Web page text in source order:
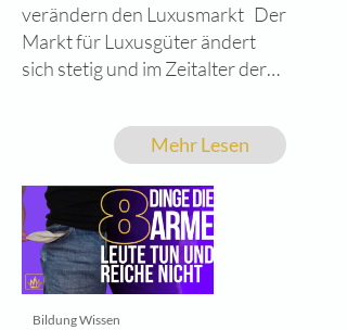
verändern den Luxusmarkt Der
Markt für Luxusgüter ändert
sich stetig und im Zeitalter der
Bedeutung als Statussymbol
-/Premium-Kaufverhalten,
gleichzeitig wächst die Zahl der
Menschen, die sich mehr Luxus
gönnen und leisten. Marken
wie Gucci, Prada und Dior
Mehr Lesen
Bildung Wissen